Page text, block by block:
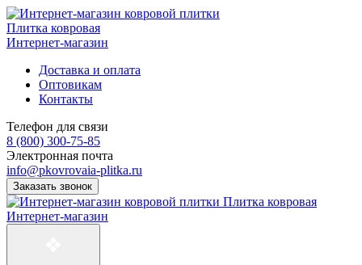
Плитка ковровая
Интернет-магазин
Доставка и оплата
Оптовикам
Контакты
Телефон для связи
8 (800) 300-75-85
Электронная почта
info@pkovrovaia-plitka.ru
Заказать звонок
Плитка ковровая
Интернет-магазин